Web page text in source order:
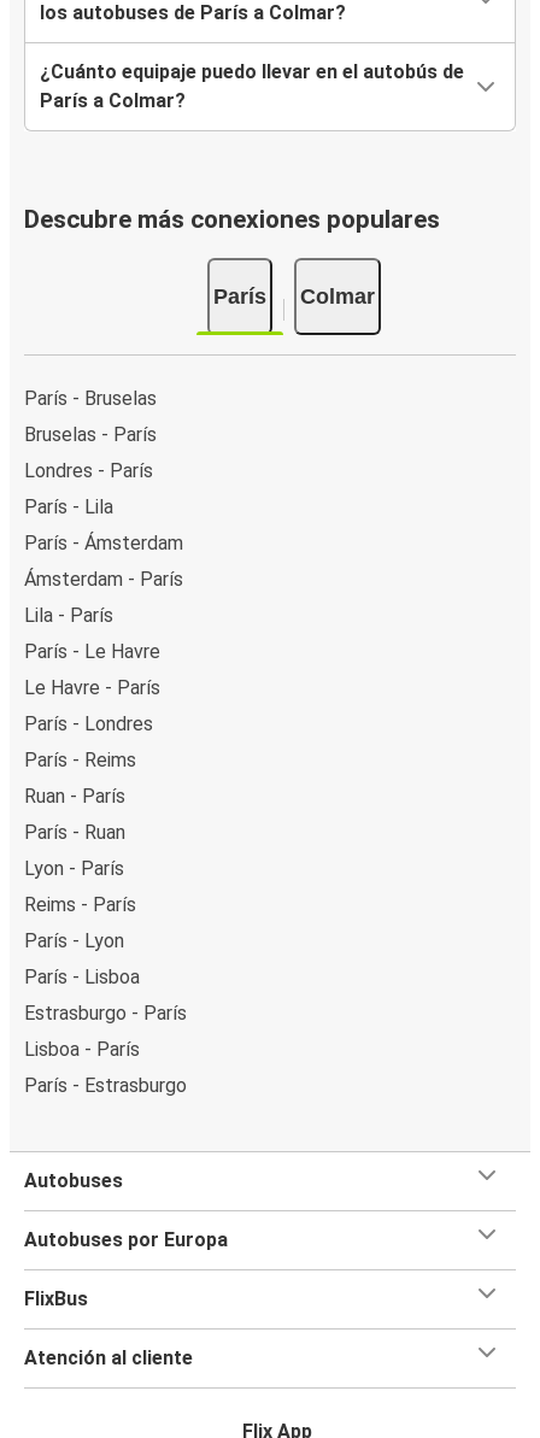
los autobuses de París a Colmar?
¿Cuánto equipaje puedo llevar en el autobús de
París a Colmar?
Descubre más conexiones populares
París Colmar
París - Bruselas
Bruselas - París
Londres - París
París - Lila
París - Ámsterdam
Ámsterdam - París
Lila - París
París - Le Havre
Le Havre - París
París - Londres
París - Reims
Ruan - París
París - Ruan
Lyon - París
Reims - París
París - Lyon
París - Lisboa
Estrasburgo - París
Lisboa - París
París - Estrasburgo
Autobuses
Autobuses por Europa
FlixBus
Atención al cliente
Flix App